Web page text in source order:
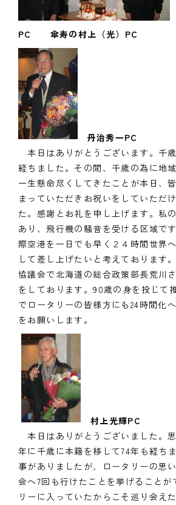
入会のご案内
PC 傘寿の村上（光）PC
丹治秀一PC
本日はありがとうございます。千
経ちました。その間、千歳の為に地
一生懸命尽くしてきたことが本日、
まっていただきお祝いをしていただ
た。感謝とお礼を申し上げます。私
あり、飛行機の騒音を受ける区域で
際空港を一日でも早く２４時間世界
して差し上げたいと考えております
協議会で北海道の総合政策部長荒川
をしております。90歳の身を投じて
で ロータリーの皆様方にも24時間化
をお願いします。
村上光輝PC
本日はありがとうございました。
年に千歳に本籍を移して74年も経ち
事がありましたが、ロータリーの思
会へ7回も行けたことを挙げることが
リーに入っていたからこそ巡り会え